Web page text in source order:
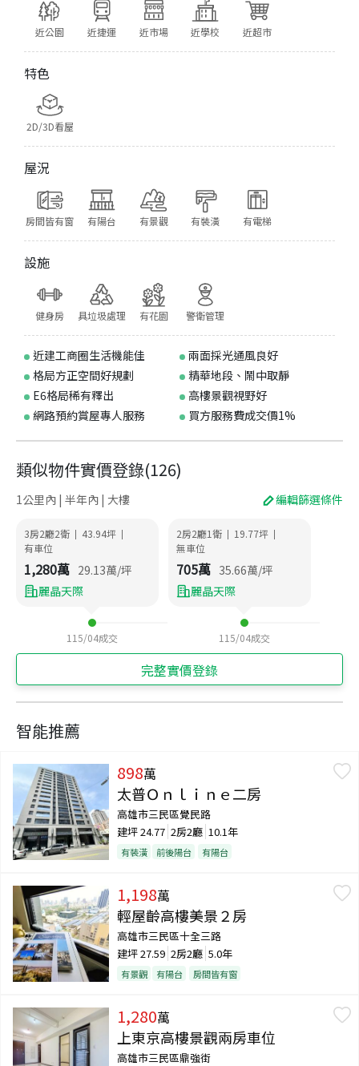
近公園 近捷運 近市場 近學校 近超市
特色
2D/3D看屋
屋況
房間皆有窗 有陽台 有景觀 有裝潢 有電梯
設施
健身房 具垃圾處理 有花園 警衛管理
近建工商圈生活機能佳
兩面採光通風良好
格局方正空間好規劃
精華地段、鬧中取靜
E6格局稀有釋出
高樓景觀視野好
網路預約賞屋專人服務
買方服務費成交價1%
類似物件實價登錄(126)
1公里內 | 半年內 | 大樓 編輯篩選條件
3房2廳2衛 | 43.94坪 |
有車位
1,280萬 29.13萬/坪
麗晶天際
115/04成交
2房2廳1衛 | 19.77坪 |
無車位
705萬 35.66萬/坪
麗晶天際
115/04成交
完整實價登錄
智能推薦
898萬
太普Ｏｎｌｉｎｅ二房
高雄市三民區覺民路
建坪24.77 2房2廳 10.1年
有裝潢 前後陽台 有陽台
1,198萬
輕屋齡高樓美景２房
高雄市三民區十全三路
建坪27.59 2房2廳 5.0年
有景觀 有陽台 房間皆有窗
1,280萬
上東京高樓景觀兩房車位
高雄市三民區鼎強街